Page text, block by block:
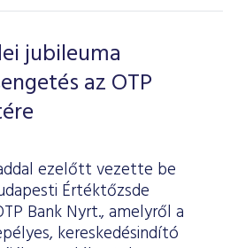
jubileuma
az OTP
ezelőtt vezette be
Értéktőzsde
Bank Nyrt., amelyről a
kereskedésindító